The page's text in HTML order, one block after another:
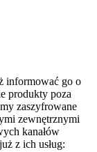
informować go o
produkty poza
zaszyfrowane
zewnętrznymi
kanałów
z ich usług: